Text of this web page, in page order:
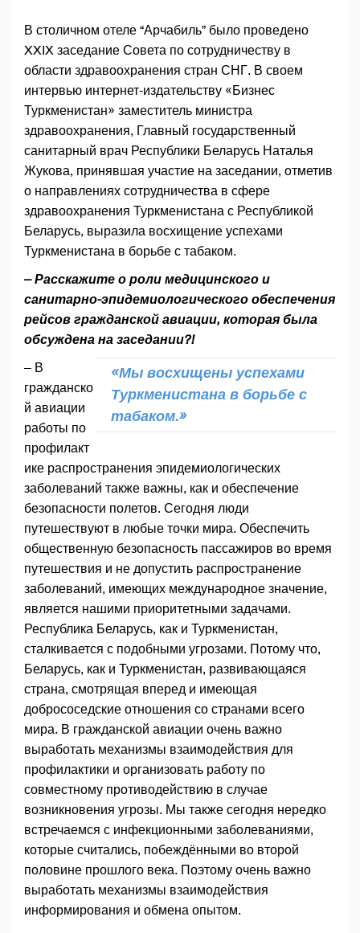
В столичном отеле “Арчабиль” было проведено
XXIX заседание Совета по сотрудничеству в
области здравоохранения стран СНГ. В своем
интервью интернет-издательству «Бизнес
Туркменистан» заместитель министра
здравоохранения, Главный государственный
санитарный врач Республики Беларусь Наталья
Жукова, принявшая участие на заседании, отметив
о направлениях сотрудничества в сфере
здравоохранения Туркменистана с Республикой
Беларусь, выразила восхищение успехами
Туркменистана в борьбе с табаком.
– Расскажите о роли медицинского и
санитарно-эпидемиологического обеспечения
рейсов гражданской авиации, которая была
обсуждена на заседании?!
«Мы восхищены успехами
Туркменистана в борьбе с
табаком.»
– В
гражданско
й авиации
работы по
профилакт
ике распространения эпидемиологических
заболеваний также важны, как и обеспечение
безопасности полетов. Сегодня люди
путешествуют в любые точки мира. Обеспечить
общественную безопасность пассажиров во время
путешествия и не допустить распространение
заболеваний, имеющих международное значение,
является нашими приоритетными задачами.
Республика Беларусь, как и Туркменистан,
сталкивается с подобными угрозами. Потому что,
Беларусь, как и Туркменистан, развивающаяся
страна, смотрящая вперед и имеющая
добрососедские отношения со странами всего
мира. В гражданской авиации очень важно
выработать механизмы взаимодействия для
профилактики и организовать работу по
совместному противодействию в случае
возникновения угрозы. Мы также сегодня нередко
встречаемся с инфекционными заболеваниями,
которые считались, побеждёнными во второй
половине прошлого века. Поэтому очень важно
выработать механизмы взаимодействия
информирования и обмена опытом.